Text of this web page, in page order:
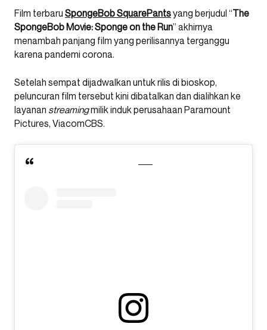
Film terbaru SpongeBob SquarePantsyang berjudul “The
SpongeBob Movie: Sponge on the Run” akhirnya
menambah panjang film yang perilisannya terganggu
karena pandemi corona.
Setelah sempat dijadwalkan untuk rilis di bioskop,
peluncuran film tersebut kini dibatalkan dan dialihkan ke
layanan streamingmilik induk perusahaan Paramount
Pictures, ViacomCBS.